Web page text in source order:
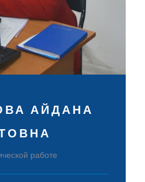
АЙДАНА
работе